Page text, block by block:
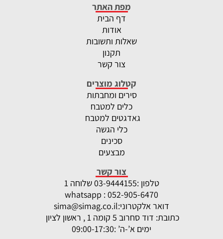
מפת האתר
דף הבית
אודות
שאלות ותשובות
תקנון
צור קשר
קטלוג מוצרים
סירים ומחבתות
כלים למטבח
גאדגטים למטבח
כלי הגשה
סכינים
מבצעים
צור קשר
טלפון :
03-9444155 שלוחה 1
whatsapp : 052-905-6470
דואר אלקטרוני:sima@simag.co.il
כתובת: דוד סחרוב 5 קומה 1 , ראשון לציון
ימים א’-ה’ :09:00-17:30